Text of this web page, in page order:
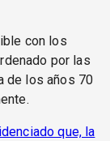
con los
por las
de los años 70
que, la